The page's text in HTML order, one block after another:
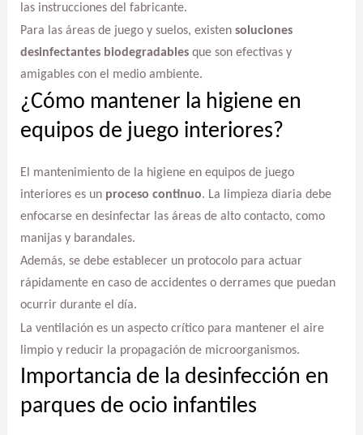
las instrucciones del fabricante.
Para las áreas de juego y suelos, existen soluciones
desinfectantes biodegradablesque son efectivas y
amigables con el medio ambiente.
¿Cómo mantener la higiene en
equipos de juego interiores?
El mantenimiento de la higiene en equipos de juego
interiores es un proceso continuo. La limpieza diaria debe
enfocarse en desinfectar las áreas de alto contacto, como
manijas y barandales.
Además, se debe establecer un protocolo para actuar
rápidamente en caso de accidentes o derrames que puedan
ocurrir durante el día.
La ventilación es un aspecto crítico para mantener el aire
limpio y reducir la propagación de microorganismos.
Importancia de la desinfección en
parques de ocio infantiles